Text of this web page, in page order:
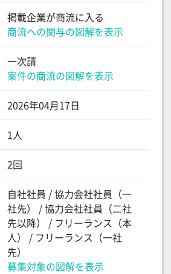
掲載企業が商流に入る
商流への関与の図解を表示
一次請
案件の商流の図解を表示
2026年04月17日
1人
2回
自社社員 / 協力会社社員（一
社先） / 協力会社社員（二社
先以降） / フリーランス（本
人） / フリーランス（一社
先）
募集対象の図解を表示